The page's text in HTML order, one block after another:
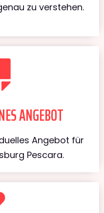
zu verstehen.
ANGEBOT
Angebot für
Pescara.